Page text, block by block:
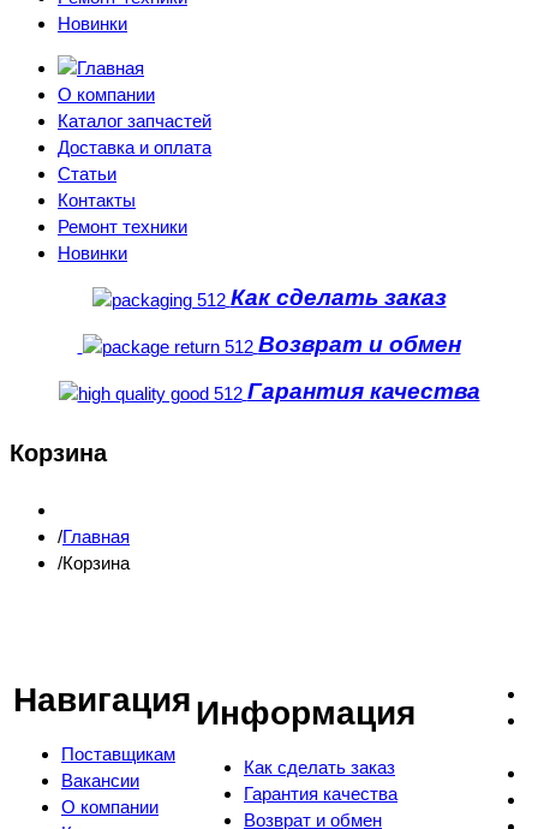
Новинки
О компании
Каталог запчастей
Доставка и оплата
Статьи
Контакты
Ремонт техники
Новинки
Как сделать заказ
Возврат и обмен
Гарантия качества
Корзина
Главная
Корзина
Навигация
Поставщикам
Вакансии
О компании
Информация
Как сделать заказ
Гарантия качества
Возврат и обмен